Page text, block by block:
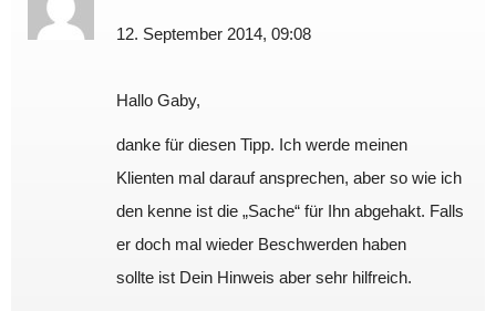
12. September 2014, 09:08
Hallo Gaby,
danke für diesen Tipp. Ich werde meinen
Klienten mal darauf ansprechen, aber so wie ich
den kenne ist die „Sache“ für Ihn abgehakt. Falls
er doch mal wieder Beschwerden haben
sollte ist Dein Hinweis aber sehr hilfreich.